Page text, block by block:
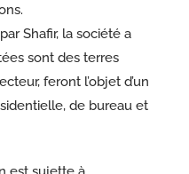
Shafir, la société a
sont des terres
feront l’objet d’un
de bureau et